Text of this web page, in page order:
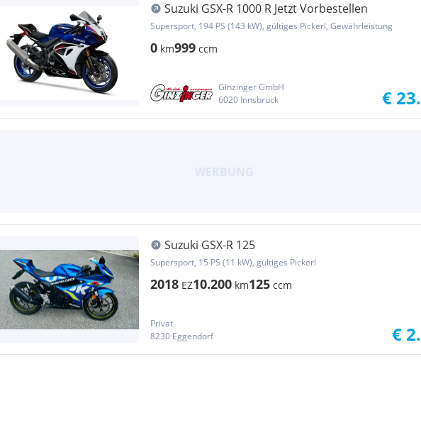
Suzuki GSX-R 1000 R Jetzt Vorbestellen
Supersport, 194 PS (143 kW), gültiges Pickerl, Gewährleistung
0 km999 ccm
Ginzinger GmbH
6020 Innsbruck
€
Suzuki GSX-R 125
Supersport, 15 PS (11 kW), gültiges Pickerl
2018 EZ10.200 km125 ccm
Privat
8230 Eggendorf
€